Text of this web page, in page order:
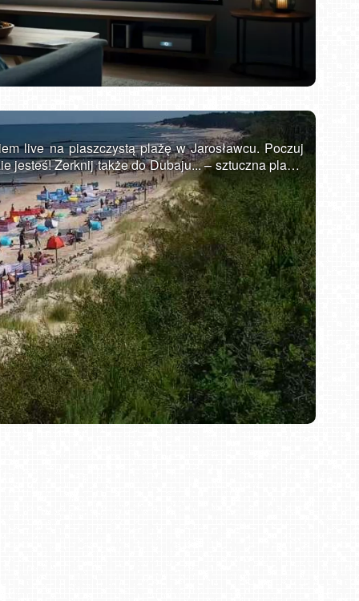
DZIWNÓW - widok na plażę
live na piaszczystą plażę w Jarosławcu. Poczuj
jesteś! Zerknij także do Dubaju... – sztuczna plaża.
w województwie zachodniopomorskim na Wybrzeżu
miastami Ustka i Darłowo. Posiada bardzo
co pozwala przyjąć rzesze turystów w
sporej liczbie atrakcji każdy znajdzie tu coś dla
Jarosławiec ma do zaoferowania naprawdę
na pięknej plaży, czy wodnej zabawie w
Bursztynu, bądź oglądać wspaniałe widoki z 33
roku. W pobliżu czyste, zielone lasy z licznymi
nieco na wschód znajduje się polodowcowe
bądź rowerkami wodnymi. Miejscowi
bądź wybrania się z całą rodziną do aquaparku.
na urlop. Pozwól by nasza kamera pomogła Ci
Bielsko-Biała Plac Wojska Polskiego NOWOŚĆ